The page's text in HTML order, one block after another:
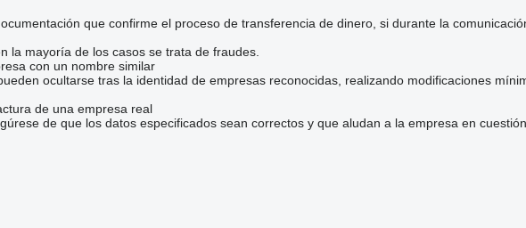
que confirme el proceso de transferencia de dinero, si durante la
la mayoría de los casos se trata de fraudes.
con un nombre similar
ocultarse tras la identidad de empresas reconocidas, realizando modificaciones
de una empresa real
de que los datos especificados sean correctos y que aludan a la empresa en cuestión.